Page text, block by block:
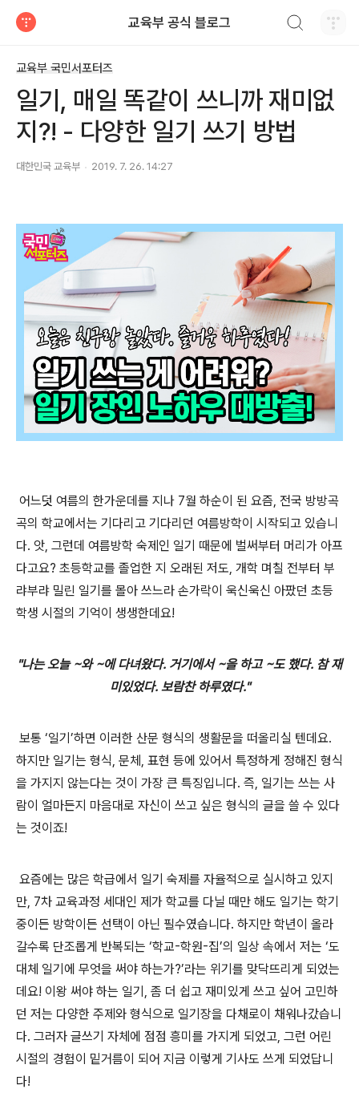
교육부 공식 블로그
교육부 국민서포터즈
일기, 매일 똑같이 쓰니까 재미없
지?! - 다양한 일기 쓰기 방법
대한민국 교육부 2019. 7. 26. 14:27
어느덧 여름의 한가운데를 지나 7월 하순이 된 요즘, 전국 방방곡
곡의 학교에서는 기다리고 기다리던 여름방학이 시작되고 있습니
다. 앗, 그런데 여름방학 숙제인 일기 때문에 벌써부터 머리가 아프
다고요? 초등학교를 졸업한 지 오래된 저도, 개학 며칠 전부터 부
랴부랴 밀린 일기를 몰아 쓰느라 손가락이 욱신욱신 아팠던 초등
학생 시절의 기억이 생생한데요!
"나는 오늘 ~와 ~에 다녀왔다. 거기에서 ~을 하고 ~도 했다. 참 재
미있었다. 보람찬 하루였다."
보통 ‘일기’하면 이러한 산문 형식의 생활문을 떠올리실 텐데요.
하지만 일기는 형식, 문체, 표현 등에 있어서 특정하게 정해진 형식
을 가지지 않는다는 것이 가장 큰 특징입니다. 즉, 일기는 쓰는 사
람이 얼마든지 마음대로 자신이 쓰고 싶은 형식의 글을 쓸 수 있다
는 것이죠!
요즘에는 많은 학급에서 일기 숙제를 자율적으로 실시하고 있지
만, 7차 교육과정 세대인 제가 학교를 다닐 때만 해도 일기는 학기
중이든 방학이든 선택이 아닌 필수였습니다. 하지만 학년이 올라
갈수록 단조롭게 반복되는 ‘학교-학원-집’의 일상 속에서 저는 ‘도
대체 일기에 무엇을 써야 하는가?’라는 위기를 맞닥뜨리게 되었는
데요! 이왕 써야 하는 일기, 좀 더 쉽고 재미있게 쓰고 싶어 고민하
던 저는 다양한 주제와 형식으로 일기장을 다채로이 채워나갔습니
다. 그러자 글쓰기 자체에 점점 흥미를 가지게 되었고, 그런 어린
시절의 경험이 밑거름이 되어 지금 이렇게 기사도 쓰게 되었답니
다!